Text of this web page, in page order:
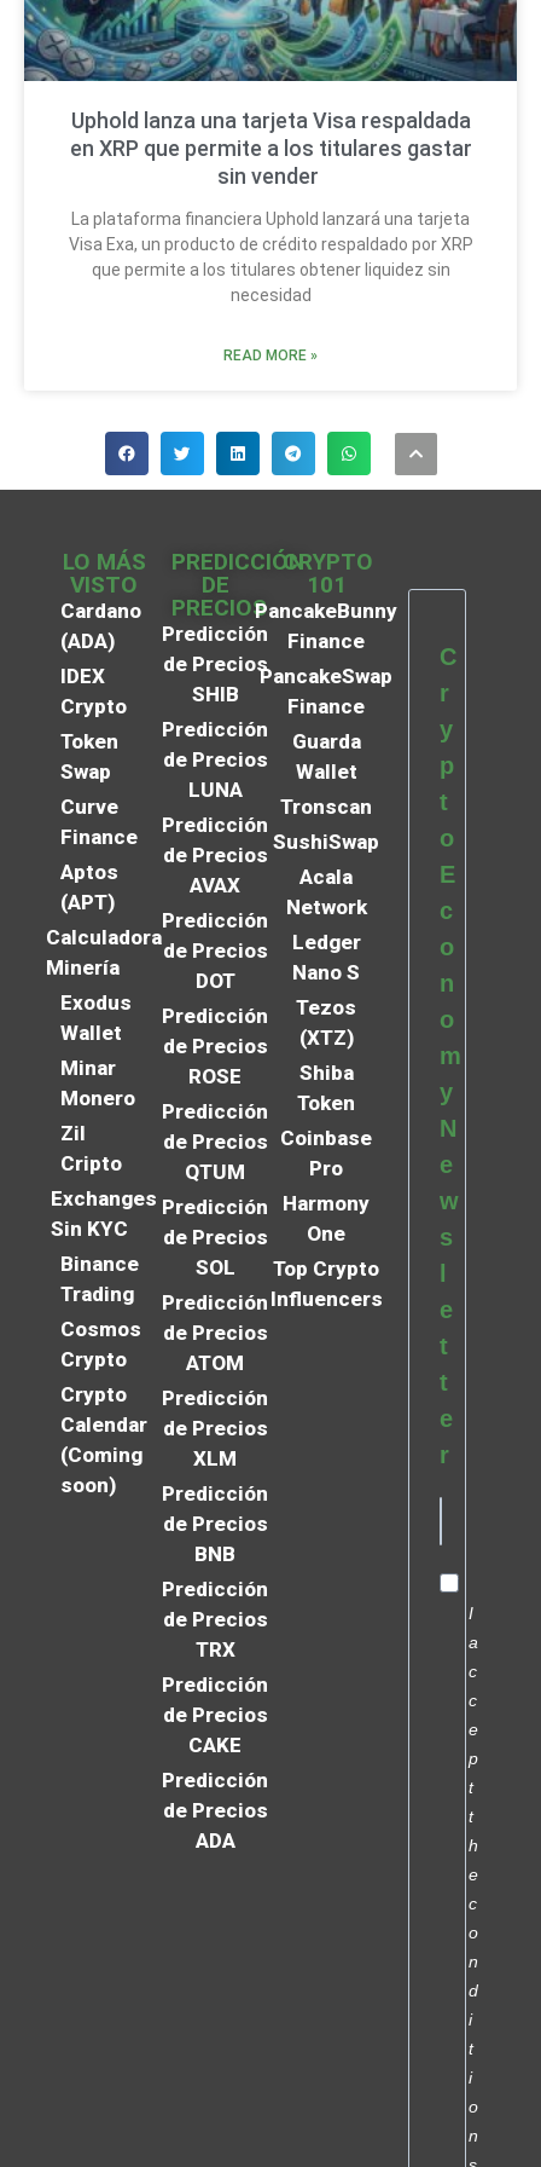
Uphold lanza una tarjeta Visa respaldada
en XRP que permite a los titulares gastar
sin vender
La plataforma financiera Uphold lanzará una tarjeta
Visa Exa, un producto de crédito respaldado por XRP
que permite a los titulares obtener liquidez sin
necesidad
READ MORE »
LO MÁS
VISTO
Cardano
(ADA)
IDEX
Crypto
Token
Swap
Curve
Finance
Aptos
(APT)
Calculadora
Minería
Exodus
Wallet
Minar
Monero
Zil
Cripto
Exchanges
Sin KYC
Binance
Trading
Cosmos
Crypto
Crypto
Calendar
(Coming
soon)
PREDICCIÓN
DE
PRECIOS
Predicción
de Precios
SHIB
Predicción
de Precios
LUNA
Predicción
de Precios
AVAX
Predicción
de Precios
DOT
Predicción
de Precios
ROSE
Predicción
de Precios
QTUM
Predicción
de Precios
SOL
Predicción
de Precios
ATOM
Predicción
de Precios
XLM
Predicción
de Precios
BNB
Predicción
de Precios
TRX
Predicción
de Precios
CAKE
Predicción
de Precios
ADA
CRYPTO
101
PancakeBunny
Finance
PancakeSwap
Finance
Guarda
Wallet
Tronscan
SushiSwap
Acala
Network
Ledger
Nano S
Tezos
(XTZ)
Shiba
Token
Coinbase
Pro
Harmony
One
Top Crypto
Influencers
C
r
y
p
t
o
E
c
o
n
o
m
y
N
e
w
s
e
t
t
e
r
I
a
c
c
e
p
t
t
h
e
c
o
n
d
i
t
i
o
n